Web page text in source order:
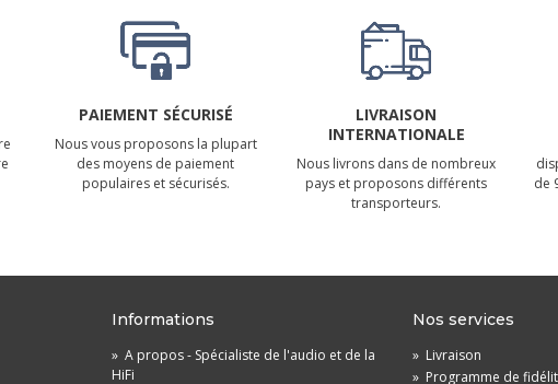
PAIEMENT SÉCURISÉ
Nous vous proposons la plupart
des moyens de paiement
populaires et sécurisés.
LIVRAISON
INTERNATIONALE
Nous livrons dans de nombreux
pays et proposons différents
transporteurs.
de
Informations
» A propos - Spécialiste de l'audio et de la
HiFi
Nos services
» Livraison
» Programme de